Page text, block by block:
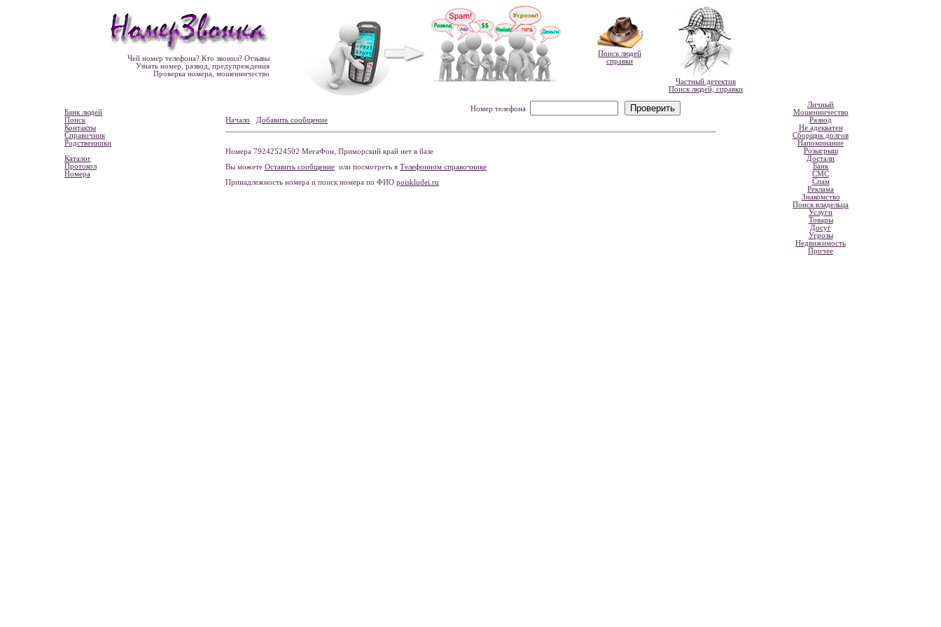
Чей номер телефона? Кто звонил? Отзывы
Узнать номер, развод, предупреждения
Проверка номера, мошенничество
Поиск людей
справки
Частный детектив
Поиск людей, справки
Банк людей
Поиск
Контакты
Справочник
Родственники
Каталог
Протокол
Номера
Номер телефона
Начало
Добавить сообщение
Номера 79242524502 МегаФон, Приморский край нет в базе
Вы можете Оставить сообщение или посмотреть в Телефонном справочнике
Принадлежность номера и поиск номера по ФИО poiskludei.ru
Личный
Мошенничество
Развод
Не адекватен
Сборщик долгов
Напоминание
Розыгрыш
Достали
Банк
СМС
Спам
Реклама
Знакомство
Поиск владельца
Услуги
Товары
Досуг
Угрозы
Недвижимость
Прочее